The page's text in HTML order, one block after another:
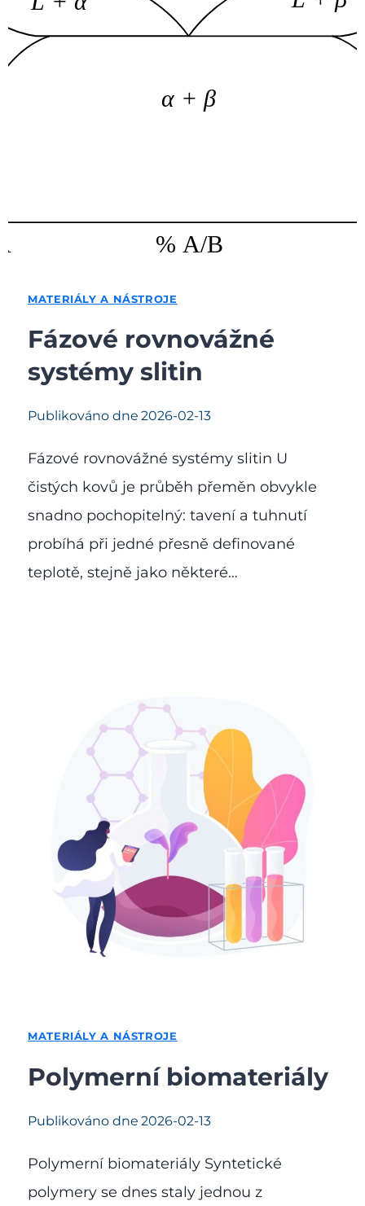
MATERIÁLY A NÁSTROJE
Fázové rovnovážné
systémy slitin
Publikováno dne 2026-02-13
Fázové rovnovážné systémy slitin U
čistých kovů je průběh přeměn obvykle
snadno pochopitelný: tavení a tuhnutí
probíhá při jedné přesně definované
teplotě, stejně jako některé…
MATERIÁLY A NÁSTROJE
Polymerní biomateriály
Publikováno dne 2026-02-13
Polymerní biomateriály Syntetické
polymery se dnes staly jednou z